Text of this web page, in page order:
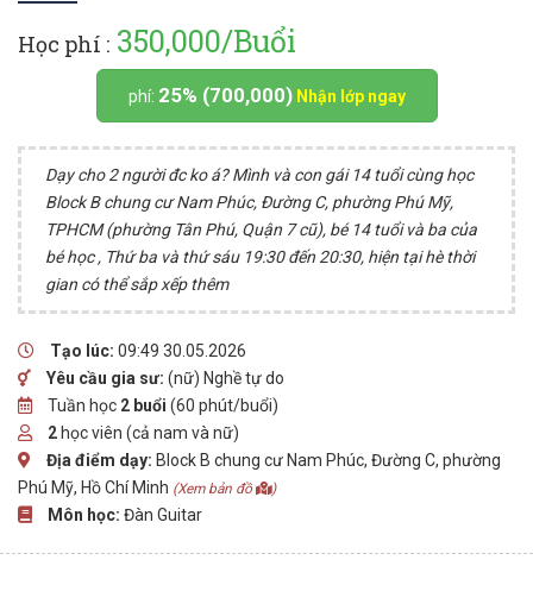
Học phí : 350,000/Buổi
phí: 25% (700,000) Nhận lớp ngay
Dạy cho 2 người đc ko á? Mình và con gái 14 tuổi cùng học
Block B chung cư Nam Phúc, Đường C, phường Phú Mỹ,
TPHCM (phường Tân Phú, Quận 7 cũ), bé 14 tuổi và ba của
bé học , Thứ ba và thứ sáu 19:30 đến 20:30, hiện tại hè thời
gian có thể sắp xếp thêm
Tạo lúc: 09:49 30.05.2026
Yêu cầu gia sư: (nữ) Nghề tự do
Tuần học 2 buổi (60 phút/buổi)
2học viên (cả nam và nữ)
Địa điểm dạy: Block B chung cư Nam Phúc, Đường C, phường
Phú Mỹ, Hồ Chí Minh (Xem bản đồ )
Môn học: Đàn Guitar